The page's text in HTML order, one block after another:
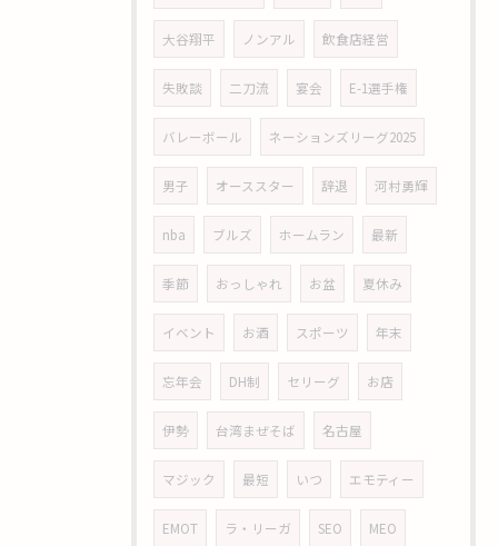
大谷翔平 ノンアル 飲食店経営
失敗談 二刀流 宴会 E-1選手権
バレーボール ネーションズリーグ2025
男子 オーススター 辞退 河村勇輝
nba ブルズ ホームラン 最新
季節 おっしゃれ お盆 夏休み
イベント お酒 スポーツ 年末
忘年会 DH制 セリーグ お店
伊勢 台湾まぜそば 名古屋
マジック 最短 いつ エモティー
EMOT ラ・リーガ SEO MEO